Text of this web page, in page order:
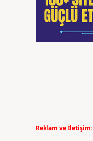
Reklam ve İletişim: